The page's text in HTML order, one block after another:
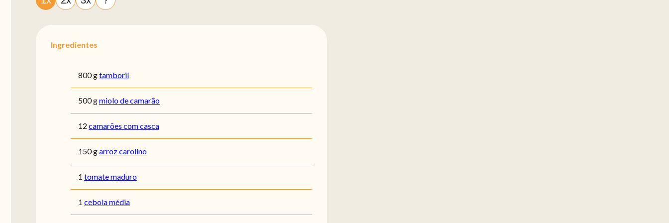
Ingredientes
800 gtamboril
500 gmiolo de camarão
12 camarões com casca
150 garroz carolino
1 tomate maduro
1 cebola média